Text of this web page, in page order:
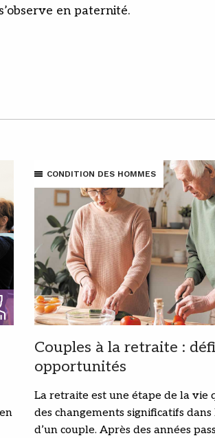
en paternité.
CONDITION DES HOMMES
Couples à la retraite :
opportunités
La retraite est une étape de la vie
des changements significatifs
d’un couple. Après des années